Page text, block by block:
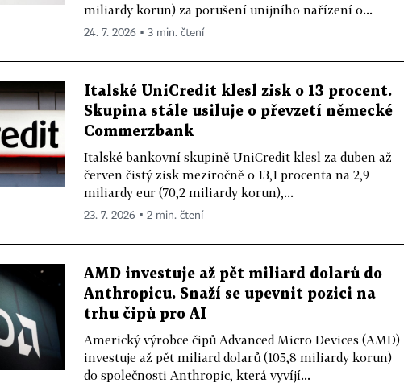
miliardy korun) za porušení unijního nařízení o...
24. 7. 2026 ▪ 3 min. čtení
Italské UniCredit klesl zisk o 13 procent.
Skupina stále usiluje o převzetí německé
Commerzbank
Italské bankovní skupině UniCredit klesl za duben až
červen čistý zisk meziročně o 13,1 procenta na 2,9
miliardy eur (70,2 miliardy korun),...
23. 7. 2026 ▪ 2 min. čtení
AMD investuje až pět miliard dolarů do
Anthropicu. Snaží se upevnit pozici na
trhu čipů pro AI
Americký výrobce čipů Advanced Micro Devices (AMD)
investuje až pět miliard dolarů (105,8 miliardy korun)
do společnosti Anthropic, která vyvíjí...